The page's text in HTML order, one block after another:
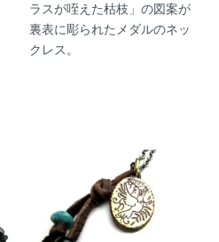
ラスが咥えた枯枝」の図案が
裏表に彫られたメダルのネッ
クレス。